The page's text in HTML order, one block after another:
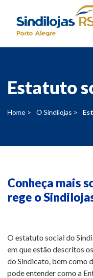
Estatuto
Home > O Sindilojas >
Conheça mais
rege o
O estatuto social do
em que estão descritos
do Sindicato, bem como
pode entender como a